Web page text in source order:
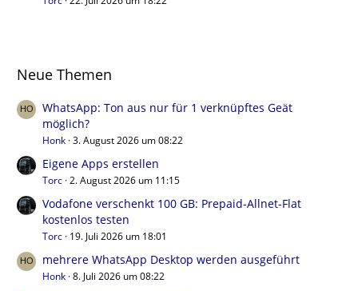
Neue Themen
WhatsApp: Ton aus nur für 1 verknüpftes Geät
möglich?
Honk 3. August 2026 um 08:22
Eigene Apps erstellen
Torc 2. August 2026 um 11:15
Vodafone verschenkt 100 GB: Prepaid-Allnet-Flat
kostenlos testen
Torc 19. Juli 2026 um 18:01
mehrere WhatsApp Desktop werden ausgeführt
Honk 8. Juli 2026 um 08:22